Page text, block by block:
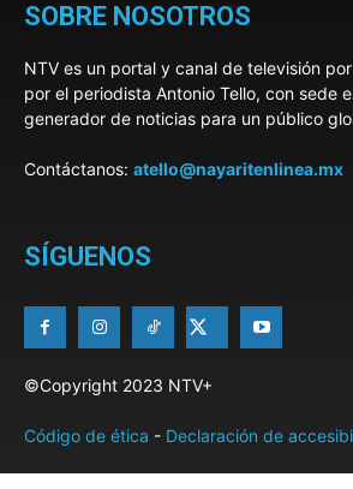
SOBRE NOSOTROS
NTV es un portal y canal de televisión
por el periodista Antonio Tello, con sede
generador de noticias para un público
Contáctanos: atello@nayaritenlinea.mx
SÍGUENOS
©Copyright 2023 NTV+
Código de ética - Declaración de